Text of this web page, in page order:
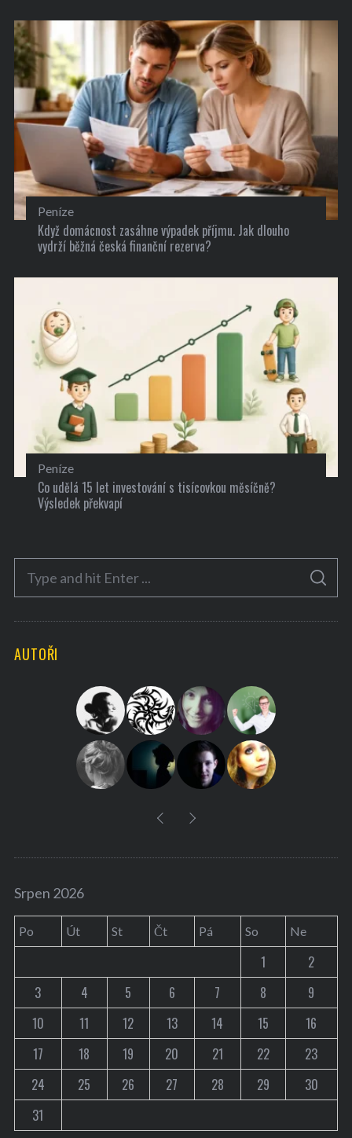
Peníze
Když domácnost zasáhne výpadek příjmu. Jak dlouho
vydrží běžná česká finanční rezerva?
Peníze
Co udělá 15 let investování s tisícovkou měsíčně?
Výsledek překvapí
c
S
A
C
AUTOŘI
Srpen 2026
Po Út St Čt Pá So Ne
1
2
3
4 5 6 7 8
9
10
11 12 13 14 15
16
17
18 19 20 21 22
23
24
25 26 27 28 29
30
31